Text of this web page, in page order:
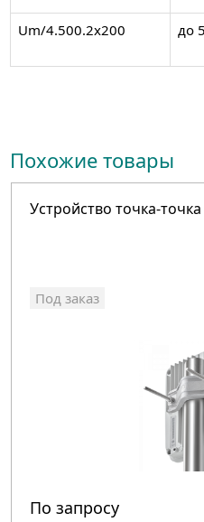
Um/4.500.2x200 до
Похожие товары
Устройство точка-
Под заказ
По запросу